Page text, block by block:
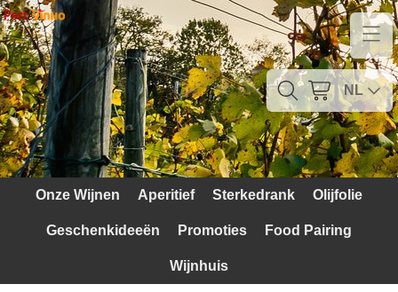
Home
Contact
Mijn account
Verzendkosten
NL
Onze Wijnen Aperitief Sterkedrank Olijfolie
Geschenkideeën Promoties Food Pairing
Wijnhuis